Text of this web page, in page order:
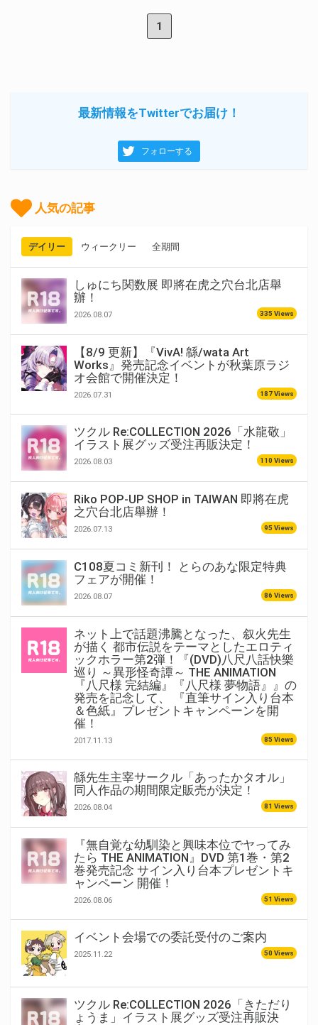
1
最新情報をTwitterでお届け！
フォローする
人気の記事
デイリー ウィークリー 全期間
しゅにち関数展 即將在虎之穴台北店舉
辦！
2026.08.07 335 Views
【8/9 更新】『VivA! 緜/wata Art
Works』発売記念イベントが秋葉原ラジ
オ会館で開催決定！
2026.07.31 187 Views
ツクル Re:COLLECTION 2026「水龍敬」
イラスト展グッズ受注再販決定！
2026.08.03 110 Views
Riko POP-UP SHOP in TAIWAN 即將在虎
之穴台北店舉辦！
2026.07.13 95 Views
C108夏コミ新刊！ とらのあな限定特典
フェアが開催！
2026.08.07 86 Views
ネット上で話題沸騰となった、叙火先生
が描く 都市伝説をテーマとしたエロティ
ックホラー第2弾！『(DVD)八尺八話快樂
巡り ～異形怪奇譚～ THE ANIMATION
『八尺様 完結編』『八尺様 夢物語』』の
発売を記念して、 『直筆サイン入り台本
＆色紙』プレゼントキャンペーンを開
催！
2017.11.13 85 Views
緜先生主宰サークル「あったかタオル」
同人作品の期間限定販売が決定！
2026.08.04 81 Views
『無自覚な幼馴染と興味本位でヤってみ
たら THE ANIMATION』DVD 第1巻・第2
巻発売記念 サイン入り台本プレゼントキ
ャンペーン 開催！
2026.08.06 51 Views
イベント会場での委託受付のご案内
2025.11.22 50 Views
ツクル Re:COLLECTION 2026「きただり
ょうま」イラスト展グッズ受注再販決